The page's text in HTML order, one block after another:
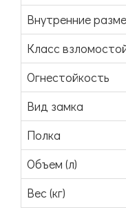
Внутренние
Класс
Огнестойкость
Вид замка
Полка
Объем (л)
Вес (кг)